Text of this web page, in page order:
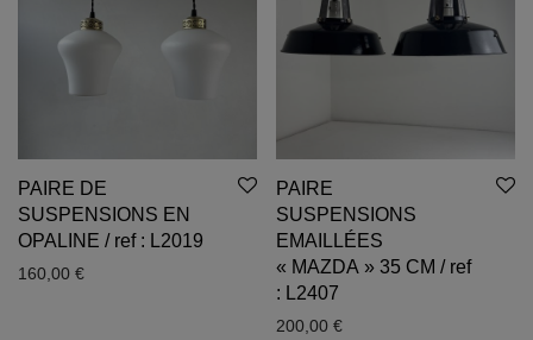
PAIRE DE
SUSPENSIONS EN
OPALINE / ref : L2019
160,00 €
PAIRE
SUSPENSIONS
EMAILLÉES
« MAZDA » 35 CM / ref
: L2407
200,00 €